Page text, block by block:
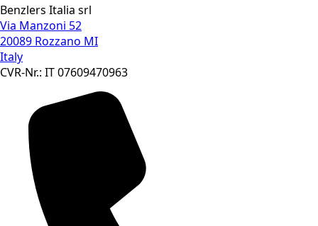
Benzlers Italia srl
Via Manzoni 52
20089 Rozzano MI
Italy
CVR-Nr.: IT 07609470963